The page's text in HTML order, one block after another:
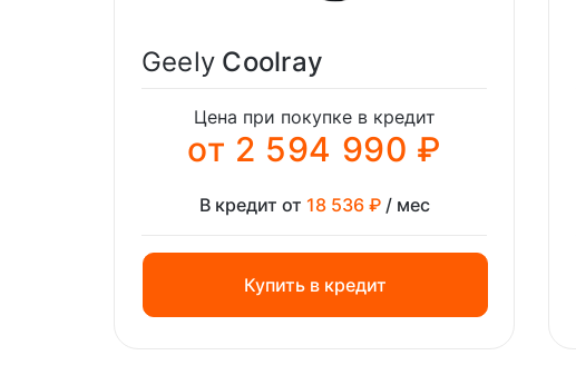
Geely Coolray
Цена при покупке в кредит
от 2 594 990 ₽
В кредит от 18 536 ₽/ мес
Купить в кредит